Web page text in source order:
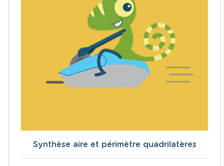
Synthèse aire et périmètre quadrilatères